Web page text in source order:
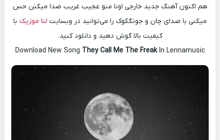
هم اکنون آهنگ جدید خارجی اونا منو عجیب غریب صدا میکنن حس
میکنی با صدای چان و جونگکوک را می‌توانید در وبسایت لنا موزیک با
کیفیت بالا گوش دهید و دانلود کنید.
Download New Song They Call Me The FreakIn Lennamusic